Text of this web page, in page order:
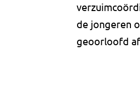
de jongeren
geoorloofd